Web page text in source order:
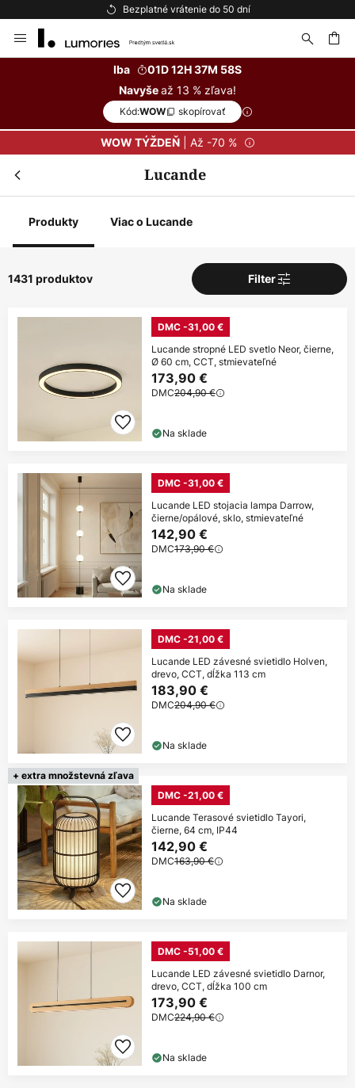
Bezplatné vrátenie do 50 dní
to
Iba
01D 12H 37M 56S
Navyšeaž 13 % zľava!
Kód:WOW skopírovať
WOW TÝŽDEŇ| Až -70 %
Lucande
Produkty Viac o Lucande
1431 produktov Filter
DMC -31,00 €
Lucande stropné LED svetlo Neor, čierne,
Ø 60 cm, CCT, stmievateľné
173,90 €
DMC204,90 €
Na sklade
DMC -31,00 €
Lucande LED stojacia lampa Darrow,
čierne/opálové, sklo, stmievateľné
142,90 €
DMC173,90 €
Na sklade
DMC -21,00 €
Lucande LED závesné svietidlo Holven,
drevo, CCT, dĺžka 113 cm
183,90 €
DMC204,90 €
Na sklade
+ extra množstevná zľava
DMC -21,00 €
Lucande Terasové svietidlo Tayori,
čierne, 64 cm, IP44
142,90 €
DMC163,90 €
Na sklade
DMC -51,00 €
Lucande LED závesné svietidlo Darnor,
drevo, CCT, dĺžka 100 cm
173,90 €
DMC224,90 €
Na sklade